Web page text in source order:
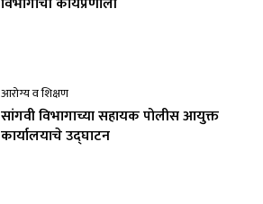
आरोग्य व शिक्षण
सांगवी विभागाच्या सहायक पोलीस आयुक्त
कार्यालयाचे उद्घाटन